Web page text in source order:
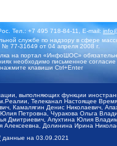
Тел.: +7 495 718-84-11, E-mail:
службе по надзору в сфере
№ 77-31649 от 04 апреля 2008 г.
на портал «ИнфоШОС»
необходимо письменное
клавиши Ctrl+Enter
выполняющих функции
Телеканал Настоящее
Камалягин Денис Николаевич,
Петровна, Чуракова Ольга
Дмитриевич, Апухтина Юлия
Алексеевна, Долинина Ирина
данные на 03.09.2021